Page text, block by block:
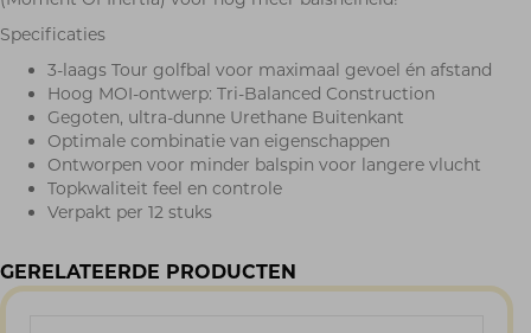
Specificaties
3-laags Tour golfbal voor maximaal gevoel én afstand
Hoog MOI-ontwerp: Tri-Balanced Construction
Gegoten, ultra-dunne Urethane Buitenkant
Optimale combinatie van eigenschappen
Ontworpen voor minder balspin voor langere vlucht
Topkwaliteit feel en controle
Verpakt per 12 stuks
GERELATEERDE PRODUCTEN